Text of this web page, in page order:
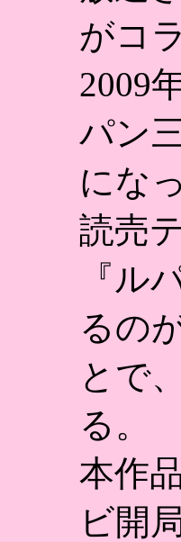
がコ
2009
パン
にな
読売
『ル
るの
とで
る。
本作
ビ開